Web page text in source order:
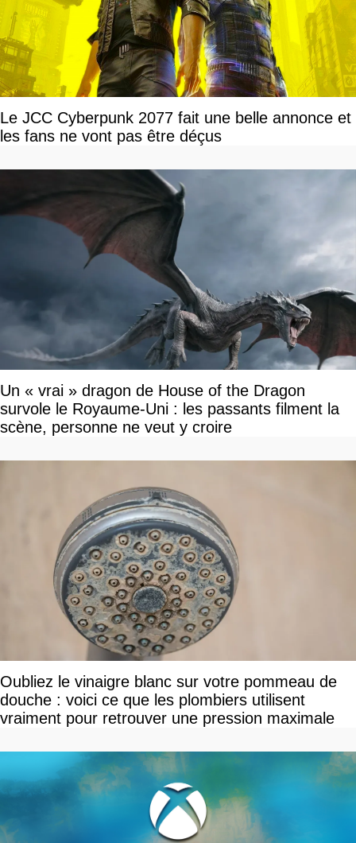
Le JCC Cyberpunk 2077 fait une belle annonce et
les fans ne vont pas être déçus
Un « vrai » dragon de House of the Dragon
survole le Royaume-Uni : les passants filment la
scène, personne ne veut y croire
Oubliez le vinaigre blanc sur votre pommeau de
douche : voici ce que les plombiers utilisent
vraiment pour retrouver une pression maximale